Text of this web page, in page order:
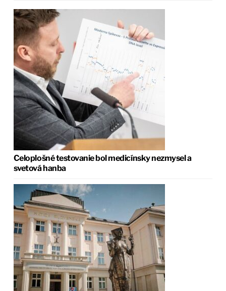
Celoplošné testovanie bol medicínsky nezmysel a
svetová hanba